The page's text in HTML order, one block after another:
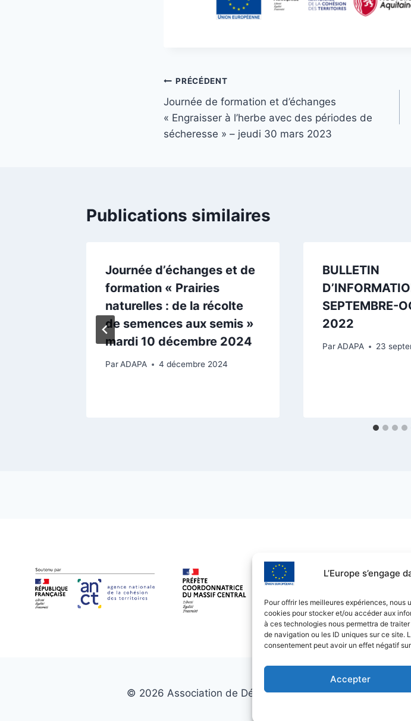
L’Europe
Pour offrir les meilleures expériences,
cookies pour stocker et/ou accéder aux
à ces technologies nous permettra de
de navigation ou les ID uniques sur ce site.
consentement peut avoir un effet négatif
Accepter
Navigation
de
l’article
PRÉCÉDENT
Journée de formation et d’échanges
« Engraisser à l’herbe avec des périodes de
sécheresse » – jeudi 30 mars 2023
Publications similaires
Journée d’échanges et de
formation « Prairies
naturelles : de la récolte
de semences aux semis »
mardi 10 décembre 2024
Par ADAPA 4 décembre 2024
BULLETIN
SEPTEMBRE-
2022
Par ADAPA 23
© 2026 Association de Développement pour une